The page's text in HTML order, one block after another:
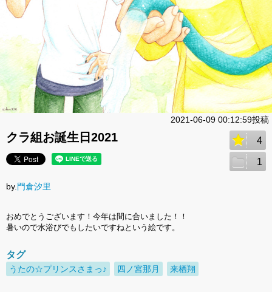
2021-06-09 00:12:59投稿
クラ組お誕生日2021 4
1
by. 門倉汐里
おめでとうございます！今年は間に合いました！！
暑いので水浴びでもしたいですねという絵です。
タグ
うたの☆プリンスさまっ♪ 四ノ宮那月 来栖翔